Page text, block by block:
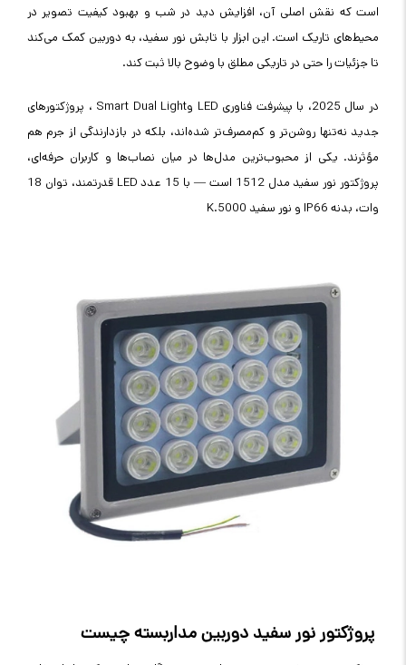
است که نقش اصلی آن، افزایش دید در شب و بهبود کیفیت تصویر در
محیط‌های تاریک است. این ابزار با تابش نور سفید، به دوربین کمک می‌کند
تا جزئیات را حتی در تاریکی مطلق با وضوح بالا ثبت کند.
در سال 2025، با پیشرفت فناوری LED وSmart Dual Light ، پروژکتورهای
جدید نه‌تنها روشن‌تر و کم‌مصرف‌تر شده‌اند، بلکه در بازدارندگی از جرم هم
مؤثرند. یکی از محبوب‌ترین مدل‌ها در میان نصاب‌ها و کاربران حرفه‌ای،
پروژکتور نور سفید مدل 1512 است — با 15 عدد
LED
قدرتمند، توان 18
وات، بدنه IP66 و نور سفید 5000 K.
پروژکتور نور سفید دوربین مداربسته چیست